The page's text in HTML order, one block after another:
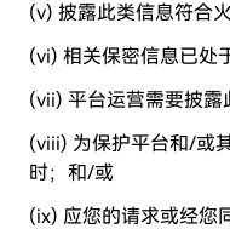
(v) 披露此类信息符合
(vi) 相关保密信息已处
(vii) 平台运营需要披露
(viii) 为保护平台和/或
时；和/或
(ix) 应您的请求或经您